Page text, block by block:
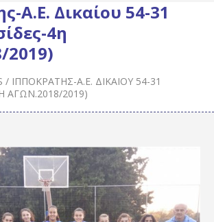
Α.Ε. Δικαίου 54-31
4η
2019)
/ ΙΠΠΟΚΡΆΤΗΣ-Α.Ε. ΔΙΚΑΊΟΥ 54-31
ΑΓΩΝ.2018/2019)